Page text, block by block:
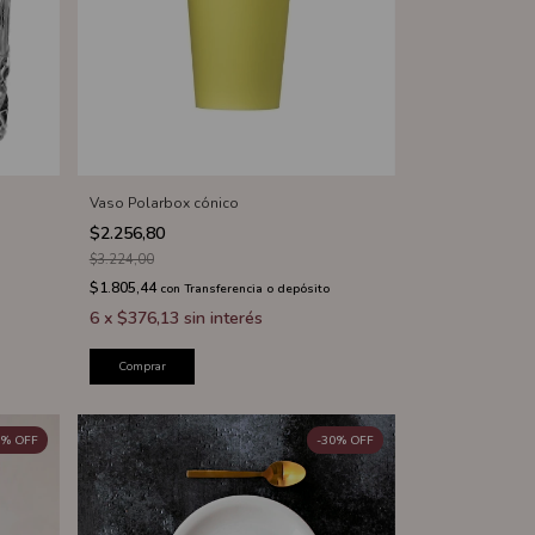
Vaso Polarbox cónico
$2.256,80
$3.224,00
$1.805,44 con Transferencia o depósito
6 x $376,13 sin interés
Comprar
% OFF -30% OFF